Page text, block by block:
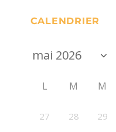
CALENDRIER
L M M
27 28 29